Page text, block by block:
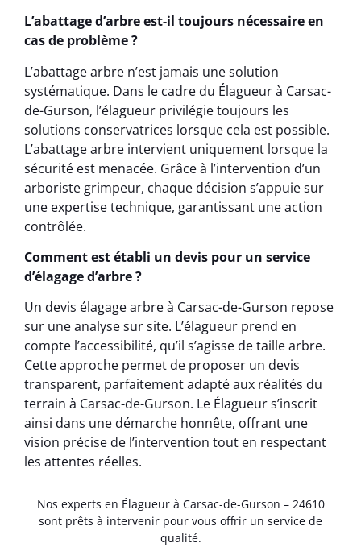
L’abattage d’arbre est-il toujours nécessaire en
cas de problème ?
L’abattage arbre n’est jamais une solution
systématique. Dans le cadre du Élagueur à Carsac-
de-Gurson, l’élagueur privilégie toujours les
solutions conservatrices lorsque cela est possible.
L’abattage arbre intervient uniquement lorsque la
sécurité est menacée. Grâce à l’intervention d’un
arboriste grimpeur, chaque décision s’appuie sur
une expertise technique, garantissant une action
contrôlée.
Comment est établi un devis pour un service
d’élagage d’arbre ?
Un devis élagage arbre à Carsac-de-Gurson repose
sur une analyse sur site. L’élagueur prend en
compte l’accessibilité, qu’il s’agisse de taille arbre.
Cette approche permet de proposer un devis
transparent, parfaitement adapté aux réalités du
terrain à Carsac-de-Gurson. Le Élagueur s’inscrit
ainsi dans une démarche honnête, offrant une
vision précise de l’intervention tout en respectant
les attentes réelles.
Nos experts en Élagueur à Carsac-de-Gurson – 24610
sont prêts à intervenir pour vous offrir un service de
qualité.